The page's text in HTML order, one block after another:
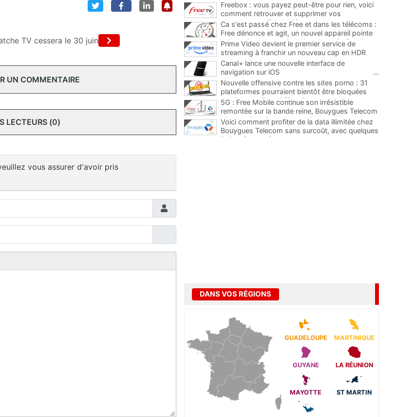
TV cessera le 30 juin
UN COMMENTAIRE
LECTEURS (0)
vous assurer d'avoir pris
Freebox : vous payez peut-être pour rien, voici
comment retrouver et supprimer vos
abonnements TV oubliés
...
Ca s'est passé chez Free et dans les télécoms :
Free dénonce et agit, un nouvel appareil pointe
le bout de son nez chez des abonnés Freebox...
Prime Video devient le premier service de
streaming à franchir un nouveau cap en HDR
avec ce lancement
Canal+ lance une nouvelle interface de
navigation sur iOS
...
Nouvelle offensive contre les sites porno : 31
plateformes pourraient bientôt être bloquées
par Orange, Free, SFR et Bouygues
5G : Free Mobile continue son irrésistible
remontée sur la bande reine, Bouygues Telecom
plus que jamais sous pression
Voici comment profiter de la data illimitée chez
Bouygues Telecom sans surcoût, avec quelques
limites à connaître
DANS VOS RÉGIONS
GUADELOUPE MARTINIQUE
GUYANE LA RÉUNION
MAYOTTE ST MARTIN